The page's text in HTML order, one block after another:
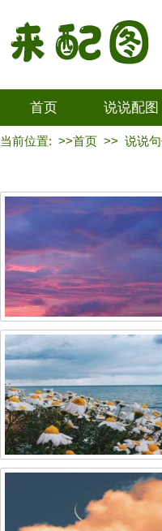
首页 说说配图
当前位置: >>首页 >> 说说